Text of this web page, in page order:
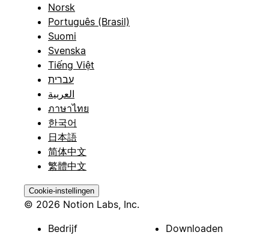
Norsk
Português (Brasil)
Suomi
Svenska
Tiếng Việt
עברית
العربية
ภาษาไทย
한국어
日本語
简体中文
繁體中文
Cookie-instellingen
© 2026 Notion Labs, Inc.
Bedrijf
Downloaden